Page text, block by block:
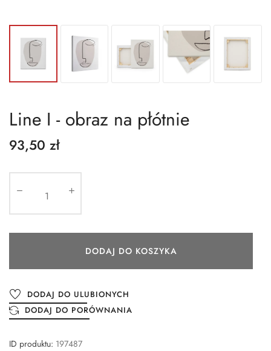
Line I - obraz na płótnie
93,50 zł
DODAJ DO KOSZYKA
DODAJ DO ULUBIONYCH
DODAJ DO PORÓWNANIA
ID produktu: 197487